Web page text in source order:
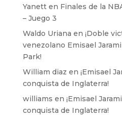
Yanetten Finales de la
– Juego 3
Waldo Uriana en ¡Doble
venezolano Emisael
Park!
William diaz en ¡Emisael
conquista de Inglaterra!
williams en ¡Emisael
conquista de Inglaterra!